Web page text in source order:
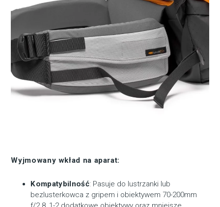
Wyjmowany wkład na aparat:
Kompatybilność: Pasuje do lustrzanki lub
bezlusterkowca z gripem i obiektywem 70-200mm